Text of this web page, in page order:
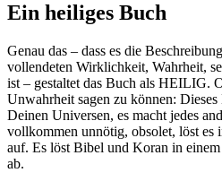
Ein heiliges Buch
Genau das – dass es die
vollendeten Wirklichkeit, Wahrheit,
ist – gestaltet das Buch als HEILIG.
Unwahrheit sagen zu können:
Deinen Universen, es macht jedes
vollkommen unnötig, obsolet, löst es
auf. Es löst Bibel und Koran in
ab.